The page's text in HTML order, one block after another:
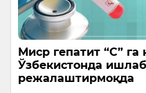
Миср гепатит “С”
Ўзбекистонда
режалаштирмоқда